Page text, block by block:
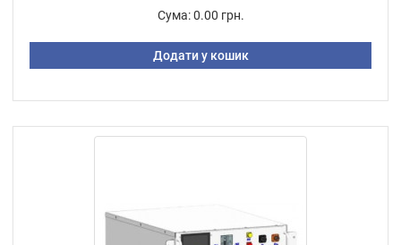
Сума: 0.00 грн.
Додати у кошик